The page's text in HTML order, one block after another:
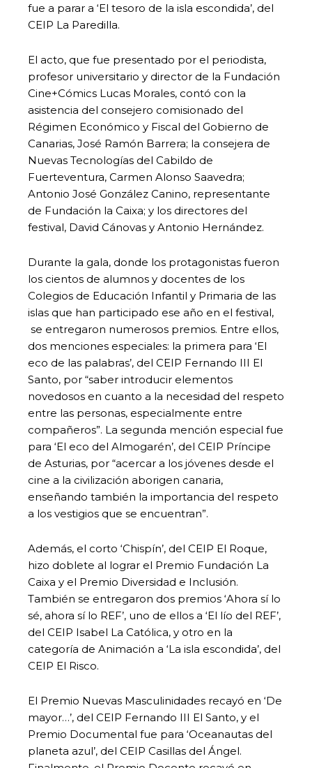
fue a parar a ‘El tesoro de la isla escondida’, del
CEIP La Paredilla.
El acto, que fue presentado por el periodista,
profesor universitario y director de la Fundación
Cine+Cómics Lucas Morales, contó con la
asistencia del consejero comisionado del
Régimen Económico y Fiscal del Gobierno de
Canarias, José Ramón Barrera; la consejera de
Nuevas Tecnologías del Cabildo de
Fuerteventura, Carmen Alonso Saavedra;
Antonio José González Canino, representante
de Fundación la Caixa; y los directores del
festival, David Cánovas y Antonio Hernández.
Durante la gala, donde los protagonistas fueron
los cientos de alumnos y docentes de los
Colegios de Educación Infantil y Primaria de las
islas que han participado ese año en el festival,
se entregaron numerosos premios. Entre ellos,
dos menciones especiales: la primera para ‘El
eco de las palabras’, del CEIP Fernando III El
Santo, por “saber introducir elementos
novedosos en cuanto a la necesidad del respeto
entre las personas, especialmente entre
compañeros”. La segunda mención especial fue
para ‘El eco del Almogarén’, del CEIP Príncipe
de Asturias, por “acercar a los jóvenes desde el
cine a la civilización aborigen canaria,
enseñando también la importancia del respeto
a los vestigios que se encuentran”.
Además, el corto ‘Chispín’, del CEIP El Roque,
hizo doblete al lograr el Premio Fundación La
Caixa y el Premio Diversidad e Inclusión.
También se entregaron dos premios ‘Ahora sí lo
sé, ahora sí lo REF’, uno de ellos a ‘El lío del REF’,
del CEIP Isabel La Católica, y otro en la
categoría de Animación a ‘La isla escondida’, del
CEIP El Risco.
El Premio Nuevas Masculinidades recayó en ‘De
mayor…’, del CEIP Fernando III El Santo, y el
Premio Documental fue para ‘Oceanautas del
planeta azul’, del CEIP Casillas del Ángel.